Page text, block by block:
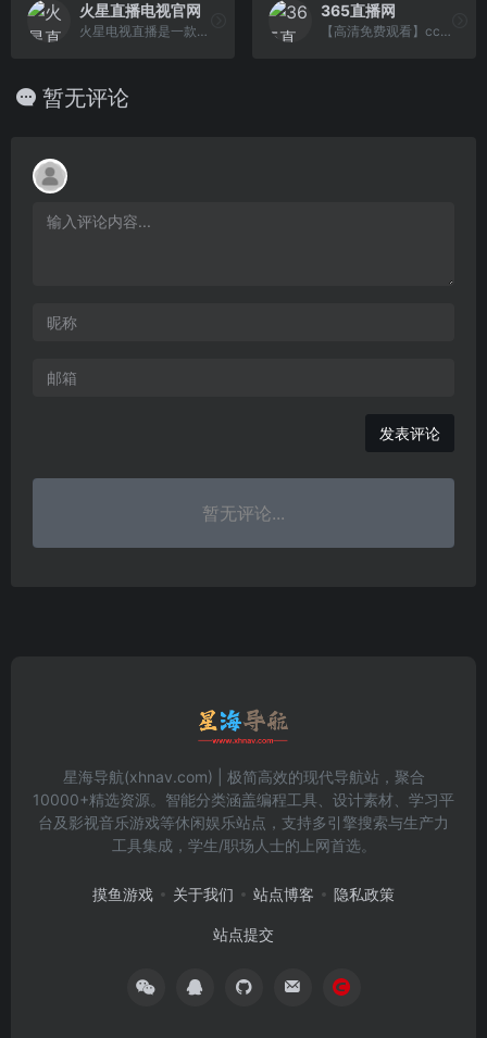
火星直播电视官网
火星电视直播是一款互联网电视直播软件,包含1000多个全国直播频道:cctv台/湖南卫视/浙江卫视/体育频道/新闻直播/财经卫视/回看/自定义频道/特色定制内容，延伸观影体验.
365直播网
【高清免费观看】cctv新闻频道直播广东体育在线直播cctv1在线直播cctv5在线直播,湖南卫视在线直播网络电视直播cctv2,cctv4,cctv13安徽江苏卫视东方浙 江卫视在线直播。
暂无评论
发表评论
暂无评论...
星海导航(xhnav.com) | 极简高效的现代导航站，聚合
10000+精选资源。智能分类涵盖编程工具、设计素材、学习平
台及影视音乐游戏等休闲娱乐站点，支持多引擎搜索与生产力
工具集成，学生/职场人士的上网首选。
摸鱼游戏 关于我们 站点博客 隐私政策
站点提交